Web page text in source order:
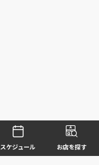
スケジュール お店を探す